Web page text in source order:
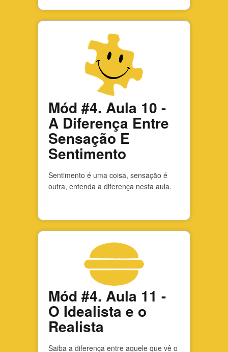
Mód #4. Aula 10 -
A Diferença Entre
Sensação E
Sentimento
Sentimento é uma coisa, sensação é
outra, entenda a diferença nesta aula.
Mód #4. Aula 11 -
O Idealista e o
Realista
Saiba a diferença entre aquele que vê o